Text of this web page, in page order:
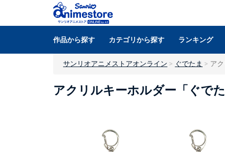
作品から探す カテゴリから探す ランキング
サンリオアニメストアオンライン ぐでたま ア
アクリルキーホルダー「ぐで